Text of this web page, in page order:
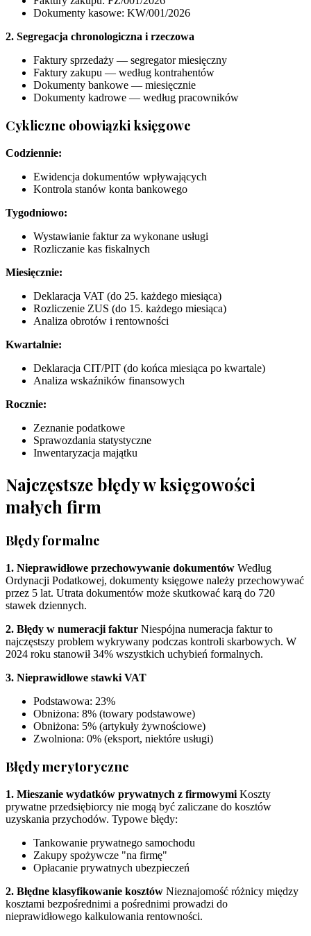
Dokumenty kasowe: KW/001/2026
2. Segregacja chronologiczna i rzeczowa
Faktury sprzedaży — segregator miesięczny
Faktury zakupu — według kontrahentów
Dokumenty bankowe — miesięcznie
Dokumenty kadrowe — według pracowników
Cykliczne obowiązki księgowe
Codziennie:
Ewidencja dokumentów wpływających
Kontrola stanów konta bankowego
Tygodniowo:
Wystawianie faktur za wykonane usługi
Rozliczanie kas fiskalnych
Miesięcznie:
Deklaracja VAT (do 25. każdego miesiąca)
Rozliczenie ZUS (do 15. każdego miesiąca)
Analiza obrotów i rentowności
Kwartalnie:
Deklaracja CIT/PIT (do końca miesiąca po kwartale)
Analiza wskaźników finansowych
Rocznie:
Zeznanie podatkowe
Sprawozdania statystyczne
Inwentaryzacja majątku
Najczęstsze błędy w księgowości
małych firm
Błędy formalne
1. Nieprawidłowe przechowywanie dokumentów Według
Ordynacji Podatkowej, dokumenty księgowe należy przechowywać
przez 5 lat. Utrata dokumentów może skutkować karą do 720
stawek dziennych.
2. Błędy w numeracji faktur Niespójna numeracja faktur to
najczęstszy problem wykrywany podczas kontroli skarbowych. W
2024 roku stanowił 34% wszystkich uchybień formalnych.
3. Nieprawidłowe stawki VAT
Podstawowa: 23%
Obniżona: 8% (towary podstawowe)
Obniżona: 5% (artykuły żywnościowe)
Zwolniona: 0% (eksport, niektóre usługi)
Błędy merytoryczne
1. Mieszanie wydatków prywatnych z firmowymi Koszty
prywatne przedsiębiorcy nie mogą być zaliczane do kosztów
uzyskania przychodów. Typowe błędy:
Tankowanie prywatnego samochodu
Zakupy spożywcze "na firmę"
Opłacanie prywatnych ubezpieczeń
2. Błędne klasyfikowanie kosztów Nieznajomość różnicy między
kosztami bezpośrednimi a pośrednimi prowadzi do
nieprawidłowego kalkulowania rentowności.